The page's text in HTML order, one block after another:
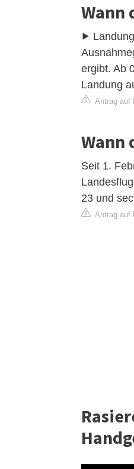
Wann
⯈
ergibt. Ab
Landung
Antrag auf
Wann
Seit 1.
23 und
Antrag auf